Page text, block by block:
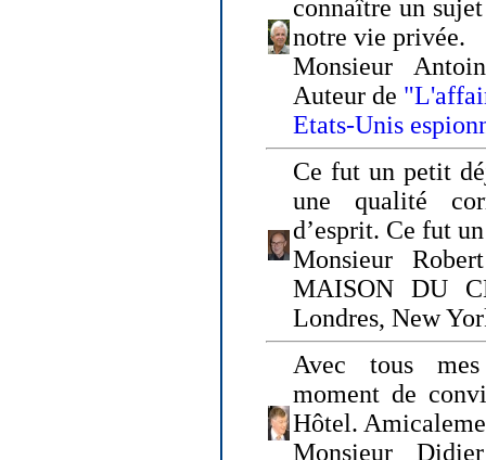
connaître un
notre vie privée.
Monsieur
Auteur de
Etats-Unis
Ce fut un petit
une qualité
d’esprit. Ce fut
Monsieur
MAISON DU
Londres, New
Avec tous
moment de
Hôtel.
Monsieur